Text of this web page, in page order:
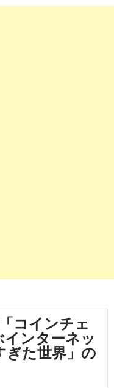
コインチェ
ンターネッ
ぎた世界」の